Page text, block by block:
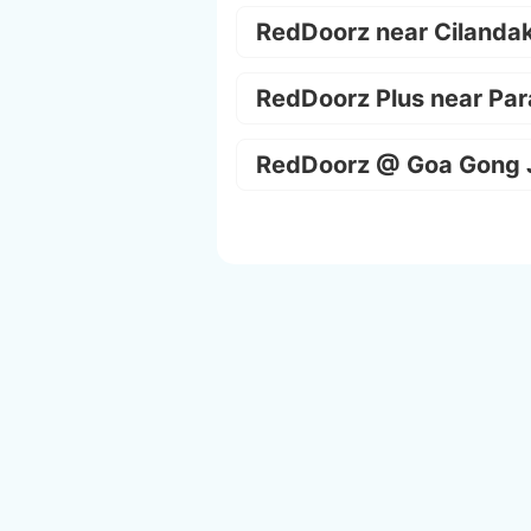
RedDoorz near
RedDoorz Plus near
RedDoorz @ Goa